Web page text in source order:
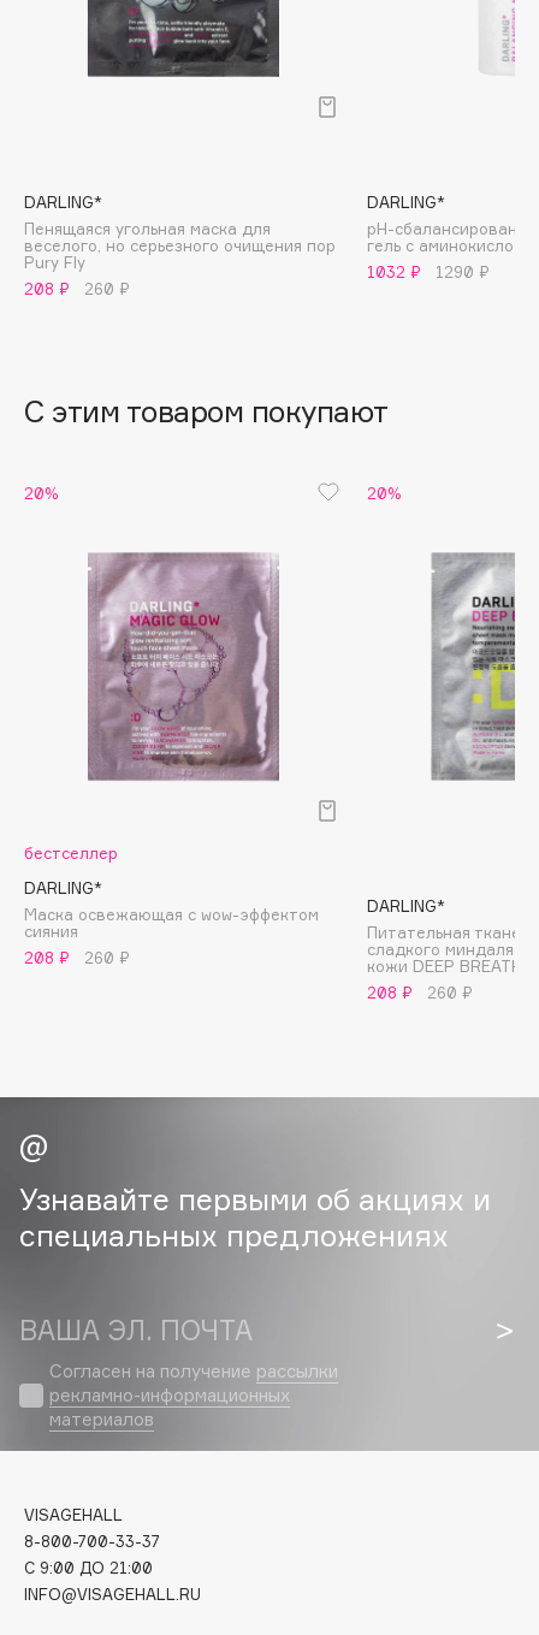
Basicare
Batiste
Beauty Bomb
Bebble
Biorepair
Boadicea The Victorious
Bobbi Brown
BOOMSHOP
Brunello Cucinelli
Bvlgari
by TERRY
BY WISHTREND
Capelli Dorati
Carbon Theory
Carolina Herrera
Celimax
Chupa Chups
Clarette
Clive Christian
Club De Nuit
DARLING*
Пенящаяся угольная маска для
веселого, но серьезного очищения пор
Pury Fly
208 ₽
260 ₽
DARLING*
pH-
гель с
1032 ₽
1290 ₽
С этим товаром покупают
20%
бестселлер
DARLING*
Маска освежающая с wow-эффектом
cияния
208 ₽
260 ₽
20%
DARLING*
Питательная
сладкого миндаля
кожи DEEP BREATH
208 ₽
260 ₽
Узнавайте первыми об акциях и
специальных предложениях
ВАША ЭЛ. ПОЧТА
Согласен на получение рассылки
рекламно-информационных
материалов
VISAGEHALL
8-800-700-33-37
C 9:00 ДО 21:00
INFO@VISAGEHALL.RU